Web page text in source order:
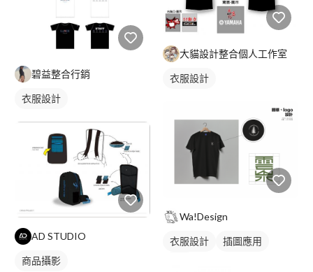
碧益整合行銷
衣服設計
AD STUDIO
商品攝影
大貓設計整合個人工作室
衣服設計
Wa!Design
衣服設計
插圖應用